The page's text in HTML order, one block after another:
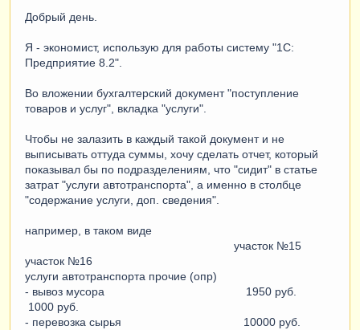
Добрый день.
Я - экономист, использую для работы систему "1С:
Предприятие 8.2".
Во вложении бухгалтерский документ "поступление
товаров и услуг", вкладка "услуги".
Чтобы не залазить в каждый такой документ и не
выписывать оттуда суммы, хочу сделать отчет, который
показывал бы по подразделениям, что "сидит" в статье
затрат "услуги автотранспорта", а именно в столбце
"содержание услуги, доп. сведения".
например, в таком виде
участок №15
участок №16
услуги автотранспорта прочие (опр)
- вывоз мусора 1950 руб.
1000 руб.
- перевозка сырья 10000 руб.